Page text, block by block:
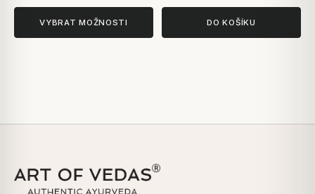
VYBRAT MOŽNOSTI DO KOŠÍKU